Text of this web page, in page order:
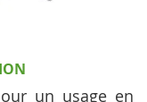
un usage en